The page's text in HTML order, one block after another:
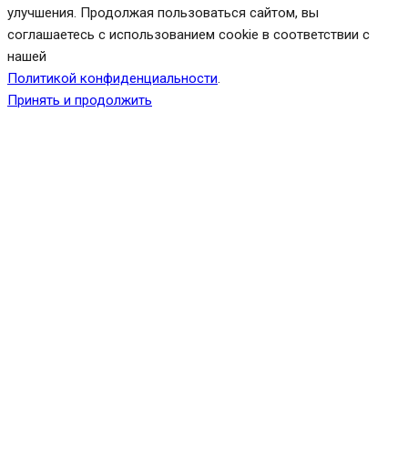
улучшения. Продолжая пользоваться сайтом, вы
соглашаетесь с использованием cookie в соответствии с
нашей
Политикой конфиденциальности.
Принять и продолжить